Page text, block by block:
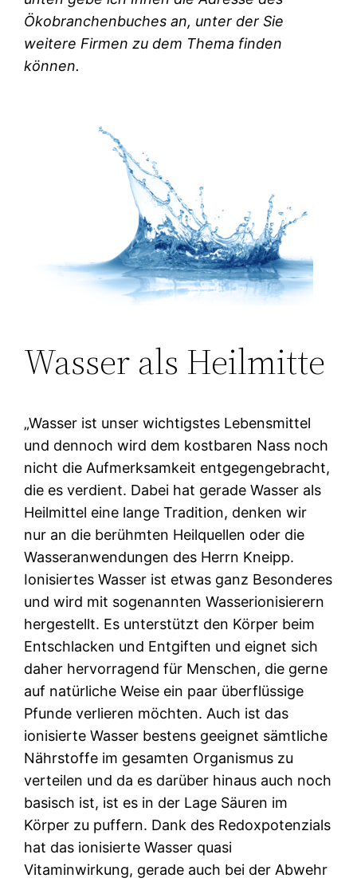
Ökobranchenbuches an, unter der Sie
weitere Firmen zu dem Thema finden
können.
Wasser als Heilmitte
„Wasser ist unser wichtigstes Lebensmittel
und dennoch wird dem kostbaren Nass noch
nicht die Aufmerksamkeit entgegengebracht,
die es verdient. Dabei hat gerade Wasser als
Heilmittel eine lange Tradition, denken wir
nur an die berühmten Heilquellen oder die
Wasseranwendungen des Herrn Kneipp.
Ionisiertes Wasser ist etwas ganz Besonderes
und wird mit sogenannten Wasserionisierern
hergestellt. Es unterstützt den Körper beim
Entschlacken und Entgiften und eignet sich
daher hervorragend für Menschen, die gerne
auf natürliche Weise ein paar überflüssige
Pfunde verlieren möchten. Auch ist das
ionisierte Wasser bestens geeignet sämtliche
Nährstoffe im gesamten Organismus zu
verteilen und da es darüber hinaus auch noch
basisch ist, ist es in der Lage Säuren im
Körper zu puffern. Dank des Redoxpotenzials
hat das ionisierte Wasser quasi
Vitaminwirkung, gerade auch bei der Abwehr